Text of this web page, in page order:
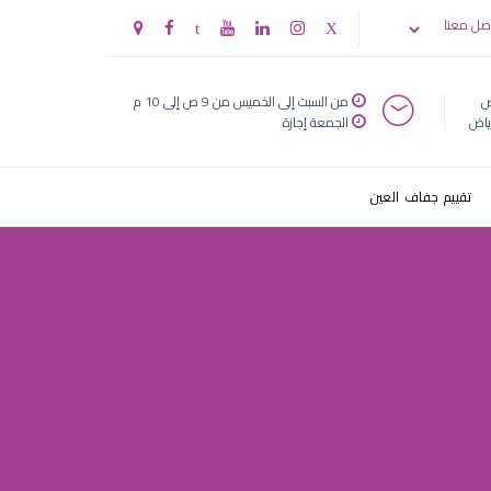
معنا
من السبت إلى الخميس من 9 ص إلى 10 م
الجمعة إجازة
تقييم جفاف العين